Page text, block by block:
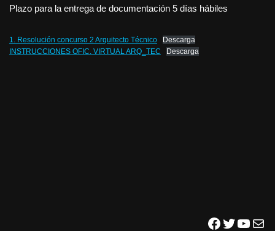
Plazo para la entrega de documentación 5 días hábiles
1. Resolución concurso 2 Arquitecto Técnico
Descarga
INSTRUCCIONES OFIC. VIRTUAL ARQ_TEC
Descarga